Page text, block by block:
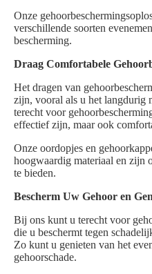
Onze
verschillende soorten
bescherming.
Draag Comfortabele
Het dragen van
zijn, vooral als u het langdurig
terecht voor
effectief zijn, maar ook
Onze oordopjes en
hoogwaardig materiaal en zijn
te bieden.
Bescherm Uw Gehoor en
Bij ons kunt u terecht voor
die u beschermt tegen
Zo kunt u genieten van het
gehoorschade.